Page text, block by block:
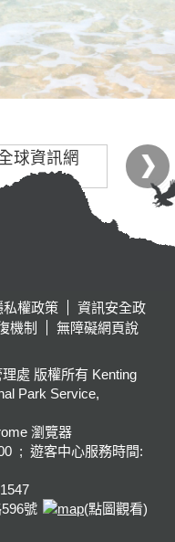
私權政策
資訊安全政
機制
無障礙網頁說
處 版權所有 Kenting
Park Service,
瀏覽器
; 遊客中心服務時間:
號
(點圖觀看)